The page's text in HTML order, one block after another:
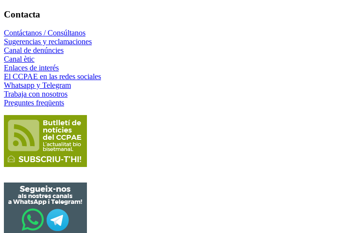
Contacta
Contáctanos / Consúltanos
Sugerencias y reclamaciones
Canal de denúncies
Canal ètic
Enlaces de interés
El CCPAE en las redes sociales
Whatsapp y Telegram
Trabaja con nosotros
Preguntes freqüents